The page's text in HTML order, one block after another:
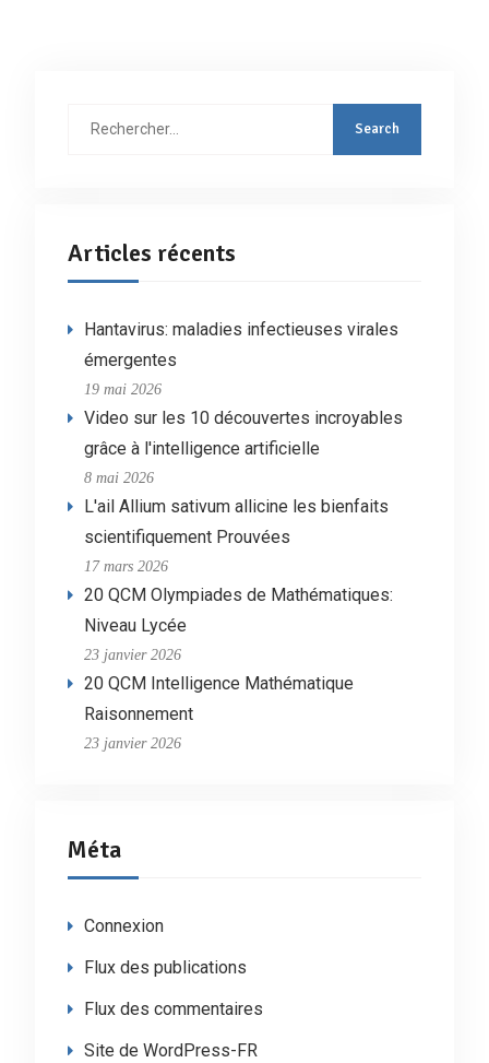
Articles récents
Hantavirus: maladies infectieuses virales
émergentes
19 mai 2026
Video sur les 10 découvertes incroyables
grâce à l'intelligence artificielle
8 mai 2026
L'ail Allium sativum allicine les bienfaits
scientifiquement Prouvées
17 mars 2026
20 QCM Olympiades de Mathématiques:
Niveau Lycée
23 janvier 2026
20 QCM Intelligence Mathématique
Raisonnement
23 janvier 2026
Méta
Connexion
Flux des publications
Flux des commentaires
Site de WordPress-FR